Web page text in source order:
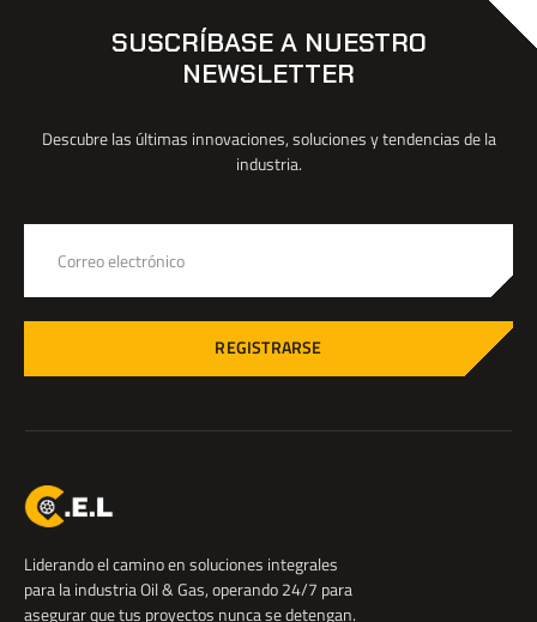
SUSCRÍBASE A NUESTRO
NEWSLETTER
Descubre las últimas innovaciones, soluciones y tendencias de la
industria.
REGISTRARSE
Liderando el camino en soluciones integrales
para la industria Oil & Gas, operando 24/7 para
asegurar que tus proyectos nunca se detengan.